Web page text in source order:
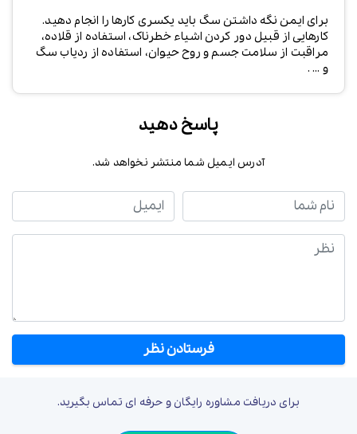
برای ایمن نگه داشتن سگ باید یکسری کارها را انجام دهید.
کارهایی از قبیل دور کردن اشیاء خطرناک، استفاده از قلاده،
مراقبت از سلامت جسم و روح حیوان، استفاده از ردیاب سگ
و ... .
پاسخ دهید
آدرس ایمیل شما منتشر نخواهد شد.
نام شما ایمیل
نظر
برای دریافت مشاوره رایگان و حرفه ای تماس بگیرید.